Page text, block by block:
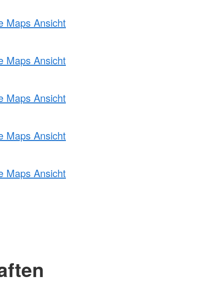
Maps Ansicht
Maps Ansicht
Maps Ansicht
Maps Ansicht
Maps Ansicht